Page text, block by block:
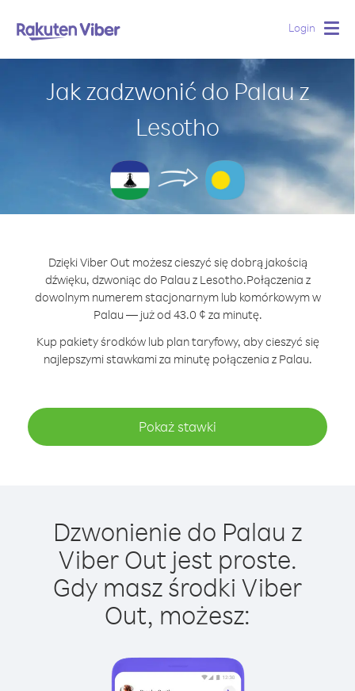
Login
Jak zadzwonić do Palau z
Lesotho
Dzięki Viber Out możesz cieszyć się dobrą jakością
dźwięku, dzwoniąc do Palau z Lesotho.Połączenia z
dowolnym numerem stacjonarnym lub komórkowym w
Palau — już od 43.0 ¢ za minutę.
Kup pakiety środków lub plan taryfowy, aby cieszyć się
najlepszymi stawkami za minutę połączenia z Palau.
Pokaż stawki
Dzwonienie do Palau z
Viber Out jest proste.
Gdy masz środki Viber
Out, możesz: